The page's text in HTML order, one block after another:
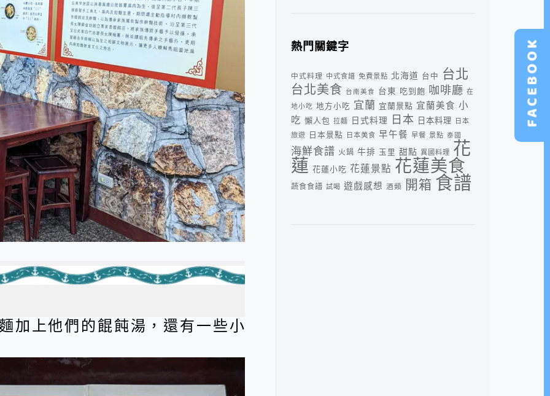
加上他們的餛飩湯，還有一些小
熱門關鍵字
中式料理 中式食譜 免費景點 北海道 台中 台北
台北美食 台南美食 台東 吃到飽 咖啡廳 在
地小吃 地方小吃 宜蘭 宜蘭景點 宜蘭美食 小
吃 懶人包 拉麵 日式料理 日本 日本料理
日本
旅遊
日本景點 日本美食 早午餐 早餐 景點 泰國
海鮮食譜 火鍋 牛排 玉里 甜點 異國料理 花
蓮 花蓮小吃 花蓮景點 花蓮美食
蔬食食譜 試喝 遊戲感想 酒類 開箱 食譜